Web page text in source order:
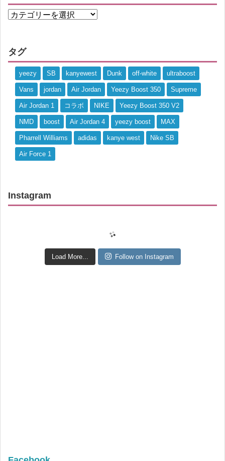
タグ
yeezy SB kanyewest Dunk off-white ultraboost
Vans jordan Air Jordan Yeezy Boost 350 Supreme
Air Jordan 1 コラボ NIKE Yeezy Boost 350 V2
NMD boost Air Jordan 4 yeezy boost MAX
Pharrell Williams adidas kanye west Nike SB
Air Force 1
Instagram
Load More... Follow on Instagram